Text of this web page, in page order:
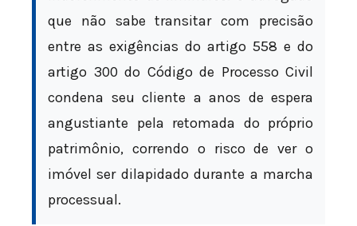
que não sabe transitar com precisão
entre as exigências do artigo 558 e do
artigo 300 do Código de Processo Civil
condena seu cliente a anos de espera
angustiante pela retomada do próprio
patrimônio, correndo o risco de ver o
imóvel ser dilapidado durante a marcha
processual.